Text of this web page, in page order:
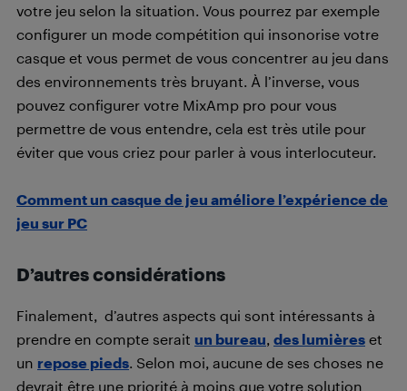
votre jeu selon la situation. Vous pourrez par exemple
configurer un mode compétition qui insonorise votre
casque et vous permet de vous concentrer au jeu dans
des environnements très bruyant. À l’inverse, vous
pouvez configurer votre MixAmp pro pour vous
permettre de vous entendre, cela est très utile pour
éviter que vous criez pour parler à vous interlocuteur.
Comment un casque de jeu améliore l’expérience de
jeu sur PC
D’autres considérations
Finalement, d’autres aspects qui sont intéressants à
prendre en compte serait un bureau des lumières et
un repose pieds . Selon moi, aucune de ses choses ne
devrait être une priorité à moins que votre solution